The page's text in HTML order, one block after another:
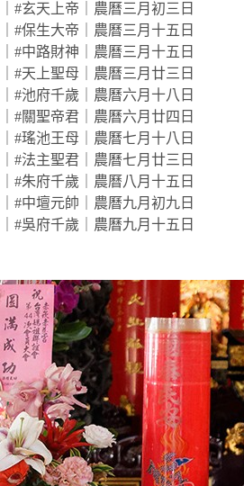
｜#玄天上帝｜農曆三月初三日
｜#保生大帝｜農曆三月十五日
｜#中路財神｜農曆三月十五日
｜#天上聖母｜農曆三月廿三日
｜#池府千歲｜農曆六月十八日
｜#關聖帝君｜農曆六月廿四日
｜#瑤池王母｜農曆七月十八日
｜#法主聖君｜農曆七月廿三日
｜#朱府千歲｜農曆八月十五日
｜#中壇元帥｜農曆九月初九日
｜#吳府千歲｜農曆九月十五日